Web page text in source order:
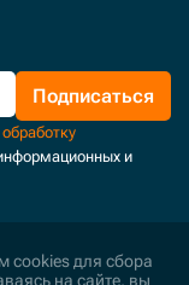
Подписаться
обработку
и
cookies для сбора
на сайте, вы